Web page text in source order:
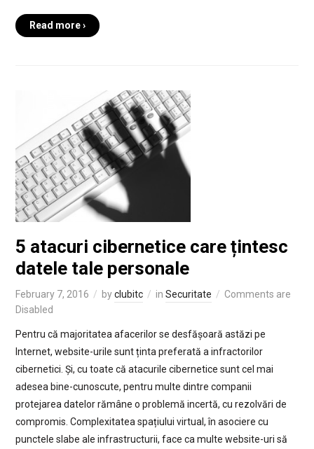
Read more ›
5 atacuri cibernetice care țintesc
datele tale personale
February 7, 2016 byclubitc in Securitate
Comments are
Disabled
Pentru că majoritatea afacerilor se desfășoară astăzi pe
Internet, website-urile sunt ținta preferată a infractorilor
cibernetici. Și, cu toate că atacurile cibernetice sunt cel mai
adesea bine-cunoscute, pentru multe dintre companii
protejarea datelor rămâne o problemă incertă, cu rezolvări de
compromis. Complexitatea spațiului virtual, în asociere cu
punctele slabe ale infrastructurii, face ca multe website-uri să